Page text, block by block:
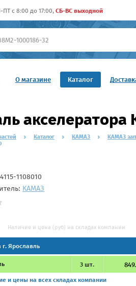
ПТ c 8:00 до 17:00, СБ-ВС выходной
О магазине Каталог
акселератора
Каталог КАМАЗ КАМАЗ
1108010
КАМАЗ
Наличие и цена (руб) на складах компании
г. Ярославль
3 шт.
и цены на всех складах компании